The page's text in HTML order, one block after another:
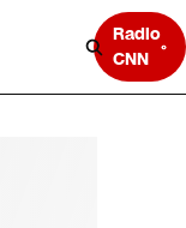
Radio
CNN